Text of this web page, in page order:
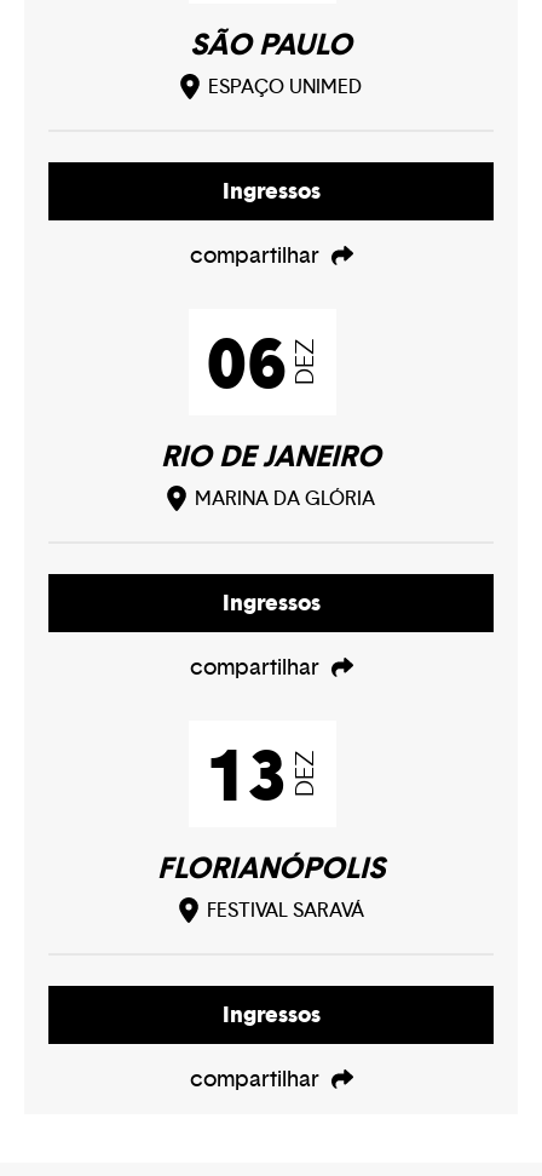
SÃO PAULO
ESPAÇO UNIMED
Ingressos
compartilhar
06 DEZ
RIO DE JANEIRO
MARINA DA GLÓRIA
Ingressos
compartilhar
13 DEZ
FLORIANÓPOLIS
FESTIVAL SARAVÁ
Ingressos
compartilhar